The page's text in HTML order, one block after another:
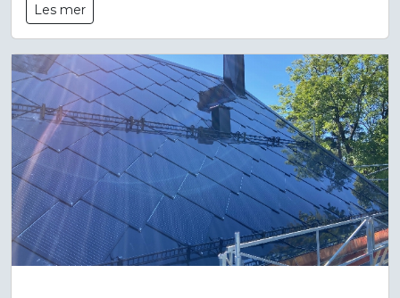
Les mer